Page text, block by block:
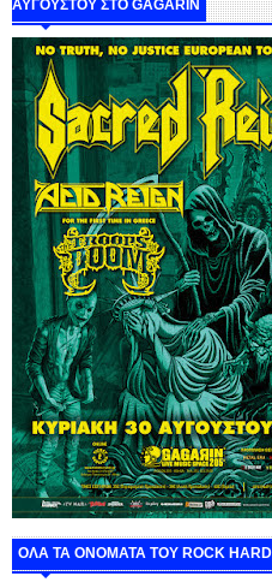
ΑΥΓΟΥΣΤΟΥ ΣΤΟ GAGARIN
ΟΛΑ ΤΑ ΟΝΟΜΑΤΑ ΤΟΥ ROCK HARD